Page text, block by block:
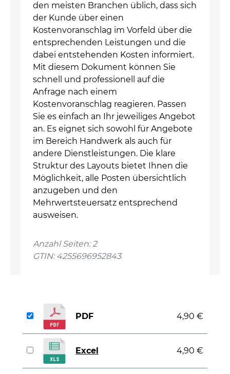
den meisten Branchen üblich, dass sich
der Kunde über einen
Kostenvoranschlag im Vorfeld über die
entsprechenden Leistungen und die
dabei entstehenden Kosten informiert.
Mit diesem Dokument können Sie
schnell und professionell auf die
Anfrage nach einem
Kostenvoranschlag reagieren. Passen
Sie es einfach an Ihr jeweiliges Angebot
an. Es eignet sich sowohl für Angebote
im Bereich Handwerk als auch für
andere Dienstleistungen. Die klare
Struktur des Layouts bietet Ihnen die
Möglichkeit, alle Posten übersichtlich
anzugeben und den
Mehrwertsteuersatz entsprechend
ausweisen.
Anzahl Seiten: 2
GTIN: 4255696952843
PDF 4,90 €
Excel 4,90 €